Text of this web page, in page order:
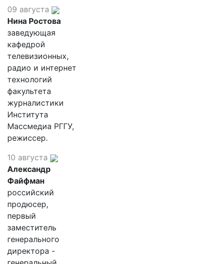
09 августа
Нина Ростова
заведующая
кафедрой
телевизионных,
радио и интернет
технологий
факультета
журналистики
Института
Массмедиа РГГУ,
режиссер.
10 августа
Александр
Файфман
российский
продюсер,
первый
заместитель
генерального
директора -